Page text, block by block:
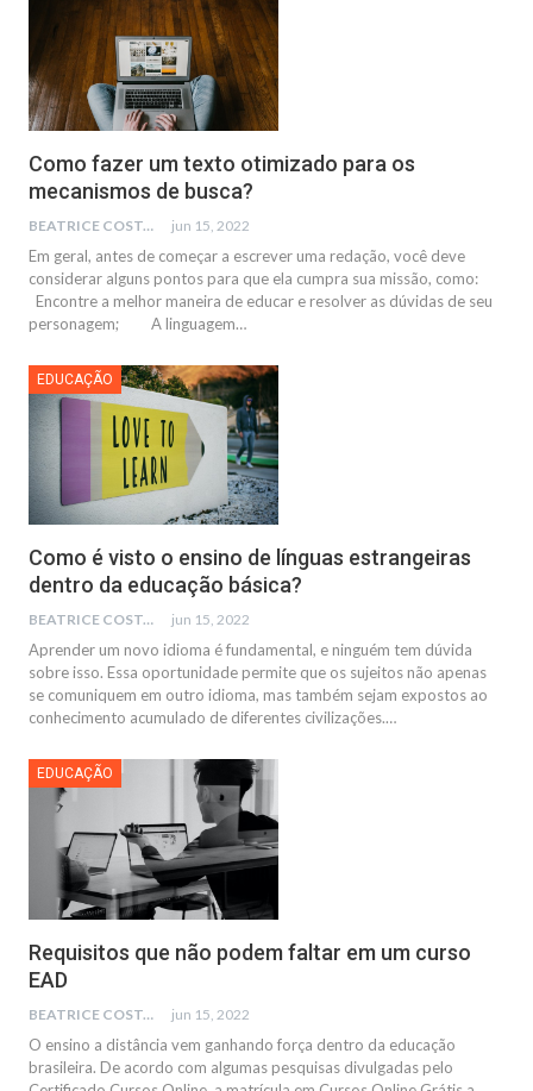
Como fazer um texto otimizado para os
mecanismos de busca?
BEATRICE COSTA jun 15, 2022
Em geral, antes de começar a escrever uma redação, você deve
considerar alguns pontos para que ela cumpra sua missão, como:
Encontre a melhor maneira de educar e resolver as dúvidas de seu
personagem; A linguagem…
EDUCAÇÃO
Como é visto o ensino de línguas estrangeiras
dentro da educação básica?
BEATRICE COSTA jun 15, 2022
Aprender um novo idioma é fundamental, e ninguém tem dúvida
sobre isso. Essa oportunidade permite que os sujeitos não apenas
se comuniquem em outro idioma, mas também sejam expostos ao
conhecimento acumulado de diferentes civilizações.…
EDUCAÇÃO
Requisitos que não podem faltar em um curso
EAD
BEATRICE COSTA jun 15, 2022
O ensino a distância vem ganhando força dentro da educação
brasileira. De acordo com algumas pesquisas divulgadas pelo